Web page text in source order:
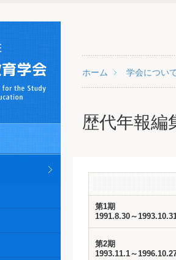
ホーム 学会につい
歴代年報編
第1期
1991.8.30～
第2期
1993.11.1～